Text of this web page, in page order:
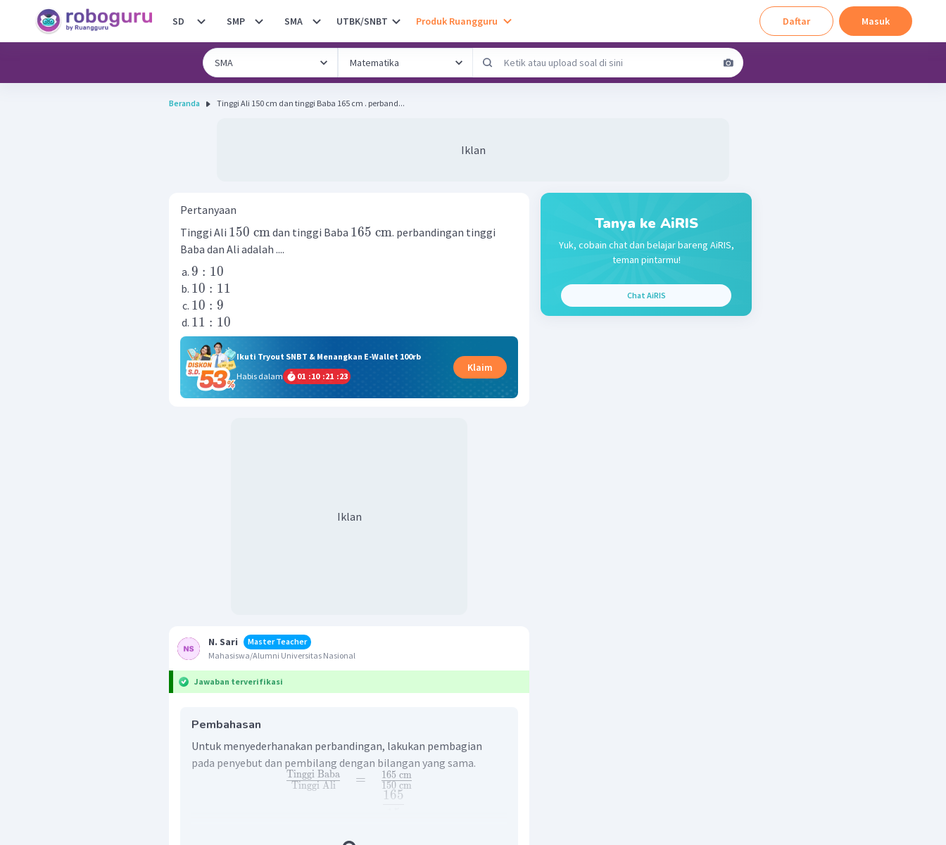
SD SMP SMA UTBK/SNBT Produk Ruangguru Daftar Masuk
Beranda Tinggi Ali 150 cm dan tinggi Baba 165 cm . perband...
Iklan
Pertanyaan
Tinggi Ali 150 cmdan tinggi Baba 165 cm. perbandingan tinggi
Baba dan Ali adalah ....
9 : 10
10 : 11
10 : 9
11 : 10
Ikuti Tryout SNBT & Menangkan E-Wallet 100rb
Habis dalam
01 :10 :21 :22
Klaim
Iklan
N. Sari
Master Teacher
Mahasiswa/Alumni Universitas Nasional
Jawaban terverifikasi
Pembahasan
Untuk menyederhanakan perbandingan, lakukan pembagian
pada penyebut dan pembilang dengan bilangan yang sama.
Tinggi Ali
Tinggi Baba = 150 cm
165 cm
165
Tanya ke AiRIS
Yuk, cobain chat dan belajar bareng AiRIS,
teman pintarmu!
Chat AiRIS